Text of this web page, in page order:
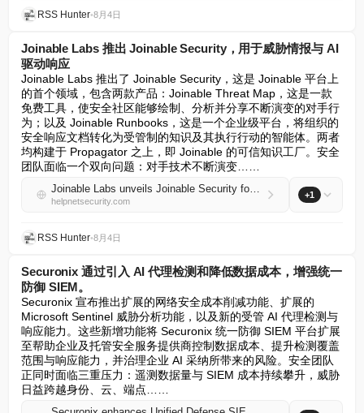
RSS Hunter•8月4日
Joinable Labs 推出 Joinable Security，用于威胁情报与 AI
驱动响应
Joinable Labs 推出了 Joinable Security，这是 Joinable 平台上
的首个领域，包含两款产品：Joinable Threat Map，这是一款
免费工具，使安全社区能够绘制、分析并分享不断演变的对手行
为；以及 Joinable Runbooks，这是一个企业级平台，将组织的
安全响应文档转化为受管制的知识及其执行行动的智能体。两者
均构建于 Propagator 之上，即 Joinable 的可信知识工厂。安全
团队面临一个双向问题：对手技术不断演变……
Joinable Labs unveils Joinable Security for threat intelligence and AI-driven response
helpnetsecurity.com
+1
RSS Hunter•8月4日
Securonix 通过引入 AI 代理检测和降低数据成本，增强统一
防御 SIEM。
Securonix 宣布推出扩展的网络安全成本削减功能、扩展的
Microsoft Sentinel 威胁分析功能，以及新的受管 AI 代理检测与
响应能力。这些新增功能将 Securonix 统一防御 SIEM 平台扩展
至帮助企业及托管安全服务提供商控制数据成本、提升检测覆盖
范围与响应能力，并治理企业 AI 采纳所带来的风险。安全团队
正同时面临三重压力：遥测数据量与 SIEM 成本持续攀升，威胁
日益跨越身份、云、端点……